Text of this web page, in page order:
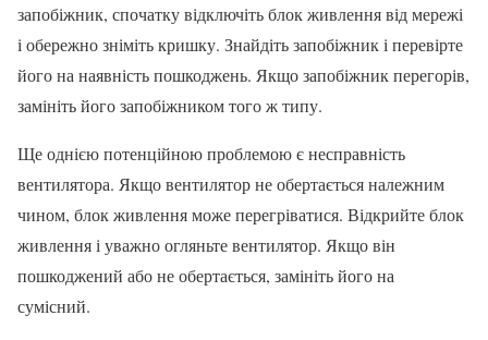
запобіжник, спочатку відключіть блок живлення від мережі
і обережно зніміть кришку. Знайдіть запобіжник і перевірте
його на наявність пошкоджень. Якщо запобіжник перегорів,
замініть його запобіжником того ж типу.
Ще однією потенційною проблемою є несправність
вентилятора. Якщо вентилятор не обертається належним
чином, блок живлення може перегріватися. Відкрийте блок
живлення і уважно огляньте вентилятор. Якщо він
пошкоджений або не обертається, замініть його на
сумісний.